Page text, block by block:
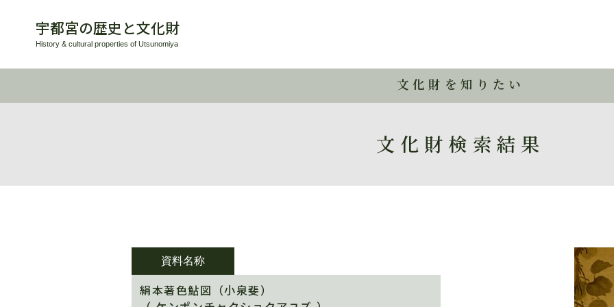
宇都宮の歴史と文化財
History & cultural properties of Utsunomiya
文化財を知りたい
文化財検索結果
資料名称
絹本著色鮎図（小泉斐）